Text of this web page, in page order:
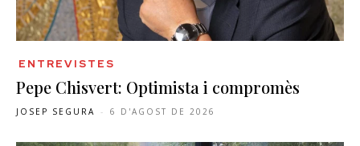
ENTREVISTES
Pepe Chisvert: Optimista i compromès
JOSEP SEGURA - 6 D'AGOST DE 2026